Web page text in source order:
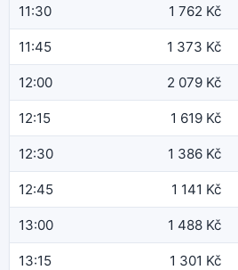
11:30 1 762 Kč
11:45 1 373 Kč
12:00 2 079 Kč
12:15 1 619 Kč
12:30 1 386 Kč
12:45 1 141 Kč
13:00 1 488 Kč
13:15 1 301 Kč